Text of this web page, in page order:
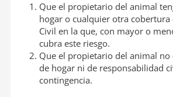
Que el propietario del animal
hogar o cualquier otra cobertura
Civil en la que, con mayor o
cubra este riesgo.
Que el propietario del animal no
de hogar ni de responsabilidad
contingencia.